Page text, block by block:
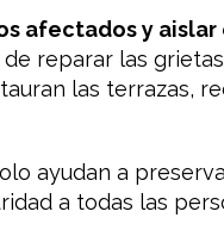
afectados y
reparar las
las terrazas,
ayudan a
a todas las